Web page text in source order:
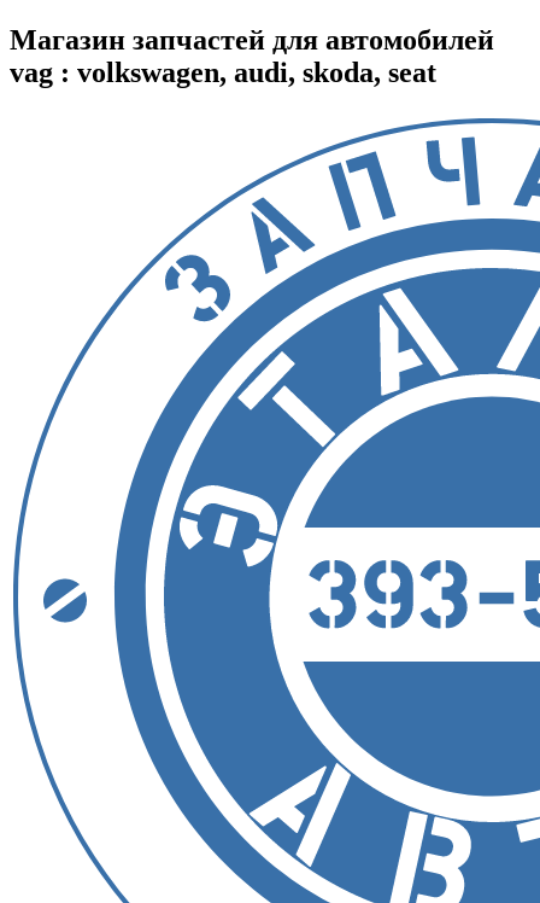
Магазин запчастей для автомобилей
vag : volkswagen, audi, skoda, seat